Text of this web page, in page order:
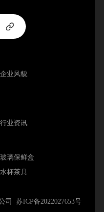
业风貌
业资讯
璃保鲜盒
杯茶具
司 苏ICP备2022027653号